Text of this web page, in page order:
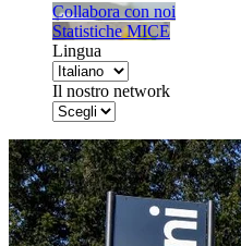
Collabora con noi
Statistiche MICE
Lingua
Il nostro network